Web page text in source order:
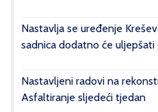
Nastavlja se uređenje
sadnica dodatno će uljepšati
Nastavljeni radovi na
Asfaltiranje sljedeći tjedan